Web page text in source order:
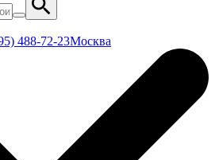
488-72-23Москва